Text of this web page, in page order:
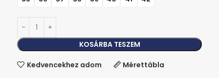
KOSÁRBA TESZEM
Kedvencekhez adom
Mérettábla